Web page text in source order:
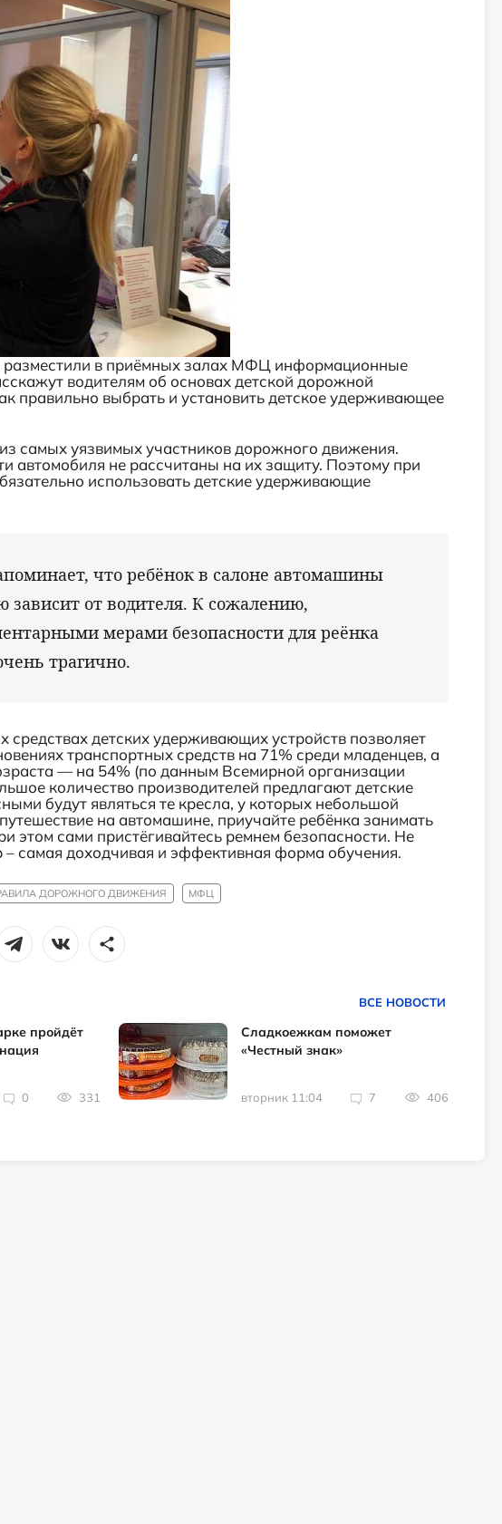
разместили в приёмных залах МФЦ информационные
водителям об основах детской дорожной
правильно выбрать и установить детское удерживающее
самых уязвимых участников дорожного движения.
автомобиля не рассчитаны на их защиту. Поэтому при
использовать детские удерживающие
что ребёнок в салоне автомашины
зависит от водителя. К сожалению,
мерами безопасности для реёнка
трагично.
средствах детских удерживающих устройств позволяет
транспортных средств на 71% среди младенцев, а
— на 54% (по данным Всемирной организации
количество производителей предлагают детские
будут являться те кресла, у которых небольшой
на автомашине, приучайте ребёнка занимать
этом сами пристёгивайтесь ремнем безопасности. Не
самая доходчивая и эффективная форма обучения.
ДОРОЖНОГО ДВИЖЕНИЯ МФЦ
ВСЕ НОВОСТИ
пройдёт
0 331
Сладкоежкам поможет
«Честный знак»
вторник 11:04 7 406